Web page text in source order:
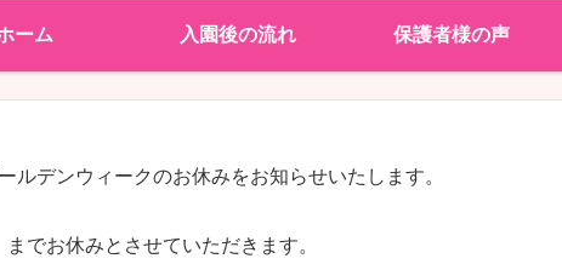
ーム 入園後の流れ 保護者様の声
ルデンウィークのお休みをお知らせいたします。
でお休みとさせていただきます。